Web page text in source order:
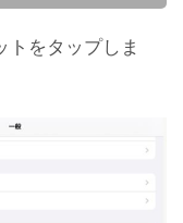
をタップしま